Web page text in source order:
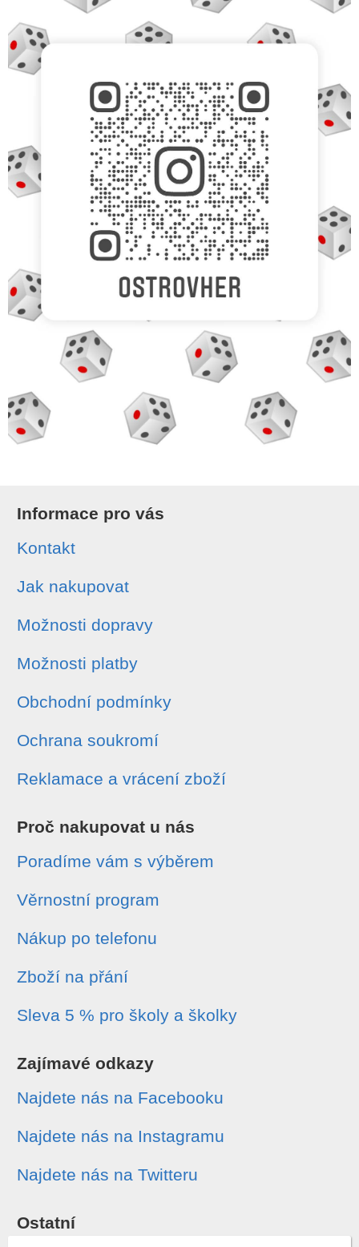
Informace pro vás
Kontakt
Jak nakupovat
Možnosti dopravy
Možnosti platby
Obchodní podmínky
Ochrana soukromí
Reklamace a vrácení zboží
Proč nakupovat u nás
Poradíme vám s výběrem
Věrnostní program
Nákup po telefonu
Zboží na přání
Sleva 5 % pro školy a školky
Zajímavé odkazy
Najdete nás na Facebooku
Najdete nás na Instagramu
Najdete nás na Twitteru
Ostatní